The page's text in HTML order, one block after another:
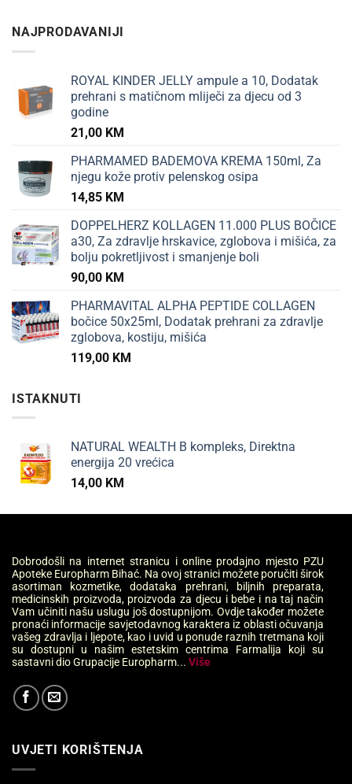
NAJPRODAVANIJI
ROYAL KINDER JELLY ampule a 10, Dodatak
prehrani s matičnom mliječi za djecu od 3
godine
21,00 KM
PHARMAMED BADEMOVA KREMA 150ml, Za
njegu kože protiv pelenskog osipa
14,85 KM
DOPPELHERZ KOLLAGEN 11.000 PLUS BOČICE
a30, Za zdravlje hrskavice, zglobova i mišića, za
bolju pokretljivost i smanjenje boli
90,00 KM
PHARMAVITAL ALPHA PEPTIDE COLLAGEN
bočice 50x25ml, Dodatak prehrani za zdravlje
zglobova, kostiju, mišića
119,00 KM
ISTAKNUTI
NATURAL WEALTH B kompleks, Direktna
energija 20 vrećica
14,00 KM
Dobrodošli na internet stranicu i online prodajno mjesto PZU
Apoteke Europharm Bihać. Na ovoj stranici možete poručiti širok
asortiman kozmetike, dodataka prehrani, biljnih preparata,
medicinskih proizvoda, proizvoda za djecu i bebe i na taj način
Vam učiniti našu uslugu još dostupnijom. Ovdje također možete
pronaći informacije savjetodavnog karaktera iz oblasti očuvanja
vašeg zdravlja i ljepote, kao i uvid u ponude raznih tretmana koji
su dostupni u našim estetskim centrima Farmalija koji su
sastavni dio Grupacije Europharm... Više
UVJETI KORIŠTENJA